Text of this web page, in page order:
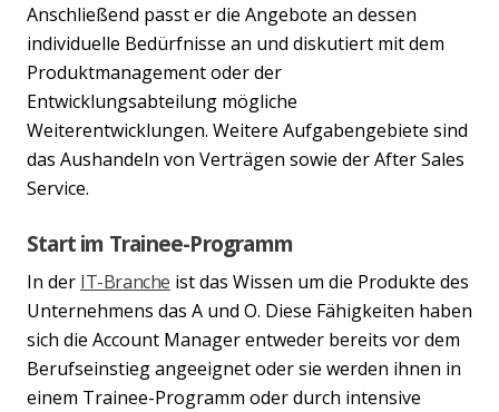
Anschließend passt er die Angebote an dessen
individuelle Bedürfnisse an und diskutiert mit dem
Produktmanagement oder der
Entwicklungsabteilung mögliche
Weiterentwicklungen. Weitere Aufgabengebiete sind
das Aushandeln von Verträgen sowie der After Sales
Service.
Start im Trainee-Programm
In der IT-Branche ist das Wissen um die Produkte des
Unternehmens das A und O. Diese Fähigkeiten haben
sich die Account Manager entweder bereits vor dem
Berufseinstieg angeeignet oder sie werden ihnen in
einem Trainee-Programm oder durch intensive